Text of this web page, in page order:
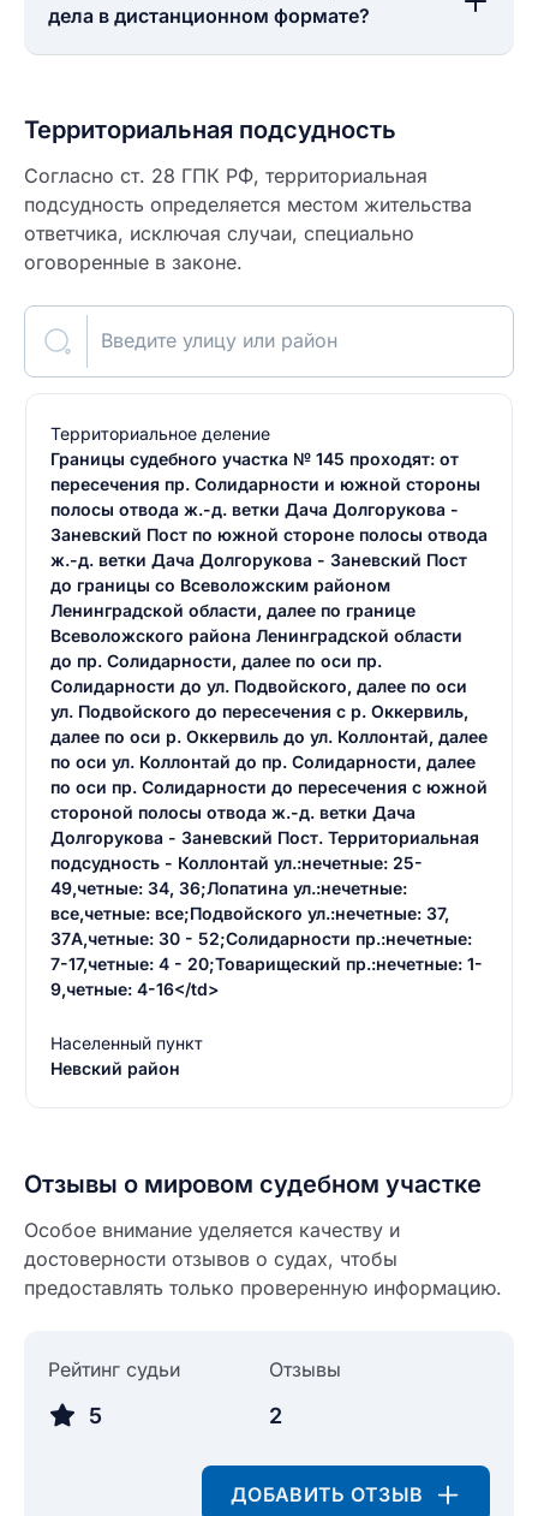
дела в дистанционном формате?
Территориальная подсудность
Согласно ст. 28 ГПК РФ, территориальная
подсудность определяется местом жительства
ответчика, исключая случаи, специально
оговоренные в законе.
Введите улицу или район
Территориальное деление
Границы судебного участка № 145 проходят: от
пересечения пр. Солидарности и южной стороны
полосы отвода ж.-д. ветки Дача Долгорукова -
Заневский Пост по южной стороне полосы отвода
ж.-д. ветки Дача Долгорукова - Заневский Пост
до границы со Всеволожским районом
Ленинградской области, далее по границе
Всеволожского района Ленинградской области
до пр. Солидарности, далее по оси пр.
Солидарности до ул. Подвойского, далее по оси
ул. Подвойского до пересечения с р. Оккервиль,
далее по оси р. Оккервиль до ул. Коллонтай, далее
по оси ул. Коллонтай до пр. Солидарности, далее
по оси пр. Солидарности до пересечения с южной
стороной полосы отвода ж.-д. ветки Дача
Долгорукова - Заневский Пост. Территориальная
подсудность - Коллонтай ул.:нечетные: 25-
49,четные: 34, 36;Лопатина ул.:нечетные:
все,четные: все;Подвойского ул.:нечетные: 37,
37А,четные: 30 - 52;Солидарности пр.:нечетные:
7-17,четные: 4 - 20;Товарищеский пр.:нечетные: 1-
9,четные: 4-16</td>
Населенный пункт
Невский район
Отзывы о мировом судебном участке
Особое внимание уделяется качеству и
достоверности отзывов о судах, чтобы
предоставлять только проверенную информацию.
Рейтинг судьи
5
Отзывы
2
ДОБАВИТЬ ОТЗЫВ
Введите свое имя
Введите свой номер телефона